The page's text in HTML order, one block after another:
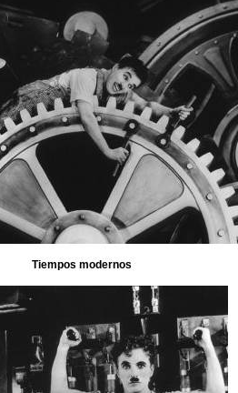
Tiempos modernos